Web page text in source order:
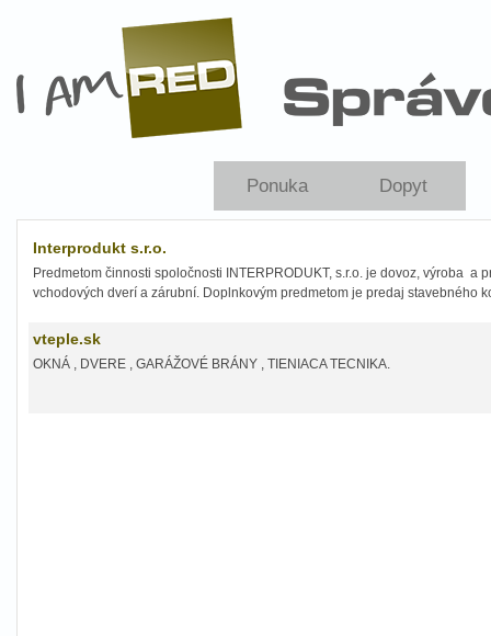
Skočiť na hlavný obsah
Ponuka Dopyt
Interprodukt s.r.o.
Predmetom činnosti spoločnosti INTERPRODUKT, s.r.o. je dovoz, výroba a
vchodových dverí a zárubní. Doplnkovým predmetom je predaj stavebného
vteple.sk
OKNÁ , DVERE , GARÁŽOVÉ BRÁNY , TIENIACA TECNIKA.